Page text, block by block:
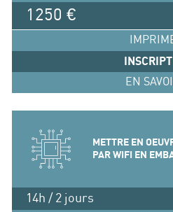
1250 €
EN
METTRE EN
PAR WIFI EN
14h / 2 jours